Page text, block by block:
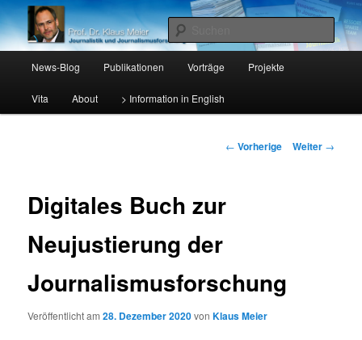
Prof. Dr. Klaus Meier
Lehrstuhl für Journalistik I, Katholische Universität Eichstätt-Ingolstadt
Zum
Inhalt
News-Blog Publikationen Vorträge Projekte
Vita About > Information in English
Beitrags-
← Vorherige Weiter →
Digitales Buch zur
Neujustierung der
Journalismusforschung
Veröffentlicht am28. Dezember 2020vonKlaus Meier